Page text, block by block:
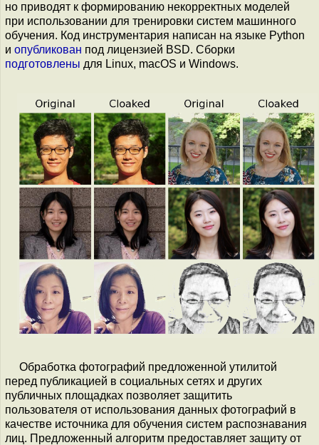
но приводят к формированию некорректных моделей
при использовании для тренировки систем машинного
обучения. Код инструментария написан на языке Python
и опубликован под лицензией BSD. Сборки
подготовлены для Linux, macOS и Windows.
Обработка фотографий предложенной утилитой
перед публикацией в социальных сетях и других
публичных площадках позволяет защитить
пользователя от использования данных фотографий в
качестве источника для обучения систем распознавания
лиц. Предложенный алгоритм предоставляет защиту от